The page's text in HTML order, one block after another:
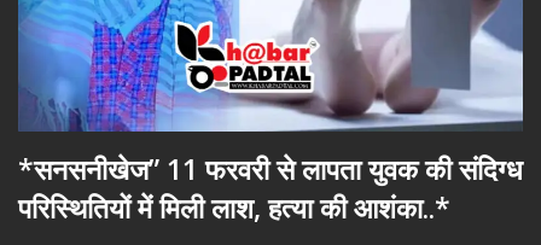
*सनसनीखेज” 11 फरवरी से लापता युवक की संदिग्ध
परिस्थितियों में मिली लाश, हत्या की आशंका..*